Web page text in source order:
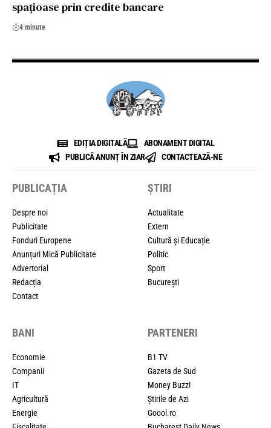
spaţioase prin credite bancare
4 minute
EDIȚIA DIGITALĂ
ABONAMENT DIGITAL
PUBLICĂ ANUNȚ ÎN ZIAR
CONTACTEAZĂ-NE
PUBLICAȚIA
Despre noi
Publicitate
Fonduri Europene
Anunțuri Mică Publicitate
Advertorial
Redacția
Contact
ȘTIRI
Actualitate
Extern
Cultură și Educație
Politic
Sport
București
BANI
Economie
Companii
IT
Agricultură
Energie
PARTENERI
B1 TV
Gazeta de Sud
Money Buzz!
Știrile de Azi
Goool.ro